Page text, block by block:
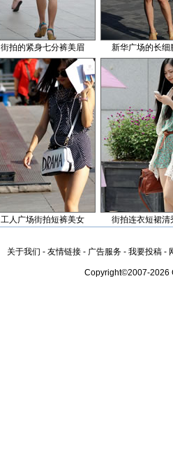
街拍的紧身七分裤美眉 新华广场的长细
工人广场街拍短裤美女 街拍连衣短裙清
关于我们 - 友情链接 - 广告服务 - 我要投稿 -
Copyright©2007-2026